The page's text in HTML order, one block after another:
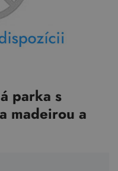
parka s
madeirou a